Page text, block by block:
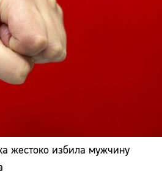
жестоко избила мужчину